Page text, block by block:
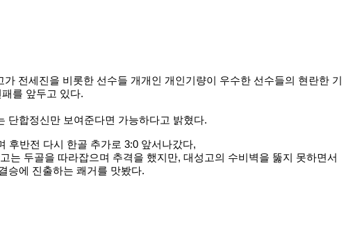
전세진을 비롯한 선수들 개개인 개인기량이 우수한 선수들의 현란한 기
를 앞두고 있다.
단합정신만 보여준다면 가능하다고 밝혔다.
후반전 다시 한골 추가로 3:0 앞서나갔다,
두골을 따라잡으며 추격을 했지만, 대성고의 수비벽을 뚫지 못하면서
승에 진출하는 쾌거를 맛봤다.